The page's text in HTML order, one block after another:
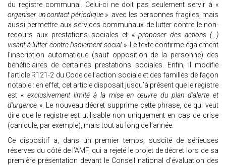
du registre communal. Celui-ci ne doit pas seulement servir à «
organiser un contact périodique» avec les personnes fragiles, mais
aussi permettre aux services communaux de lutter contre le non-
recours aux prestations sociales et «proposer des actions (…)
visant à lutter contre l'isolement social ». Le texte confirme également
l’inscription automatique (sauf opposition de la personne) des
bénéficiaires de certaines prestations sociales. Enfin, il modifie
l’article R121-2 du Code de l’action sociale et des familles de façon
notable : en effet, cet article disposait jusqu’à présent que le registre
est « exclusivement limité à la mise en œuvre du plan d'alerte et
d'urgence ». Le nouveau décret supprime cette phrase, ce qui veut
dire que le registre est utilisable non uniquement en cas de crise
(canicule, par exemple), mais tout au long de l’année.
Ce dispositif a, dans un premier temps, suscité de sérieuses
réserves du côté de l’AMF, qui a rejeté le projet de décret lors de sa
première présentation devant le Conseil national d’évaluation des